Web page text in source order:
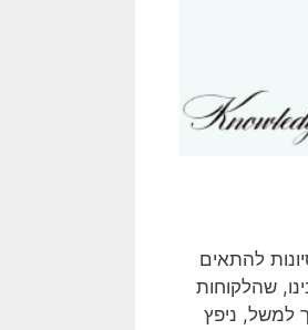
להתאים
שהלקוחות
למשל, ניפץ